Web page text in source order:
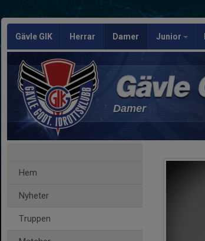
Gävle GIK Herrar Damer Junior
Damer
Hem
Nyheter
Truppen